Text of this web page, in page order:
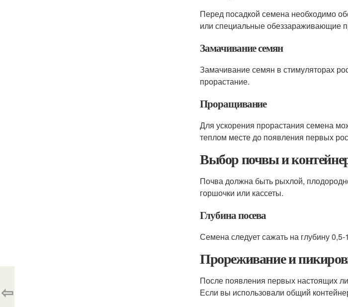
Перед посадкой семена необходимо
или специальные обеззараживающие
Замачивание семян
Замачивание семян в стимуляторах
прорастание.
Проращивание
Для ускорения прорастания семена
теплом месте до появления первых
Выбор почвы и
Почва должна быть рыхлой,
горшочки или кассеты.
Глубина посева
Семена следует сажать на глубину
Прореживание и
После появления первых настоящих
Если вы использовали общий
⇦